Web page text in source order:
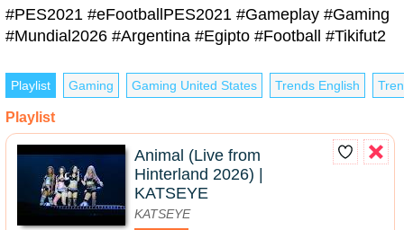
#PES2021 #eFootballPES2021 #Gameplay #Gaming
#Mundial2026 #Argentina #Egipto #Football #Tikifut2
Playlist Gaming Gaming United States Trends English
Playlist
Animal (Live from
Hinterland 2026) |
KATSEYE
KATSEYE